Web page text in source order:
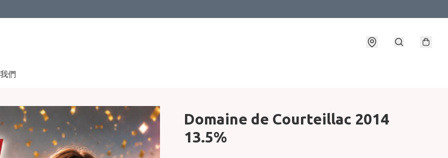
們
Domaine de Courteillac 2014
13.5%